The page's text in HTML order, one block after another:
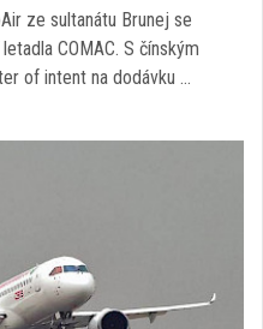
ze sultanátu Brunej se
COMAC. S čínským
of intent na dodávku …